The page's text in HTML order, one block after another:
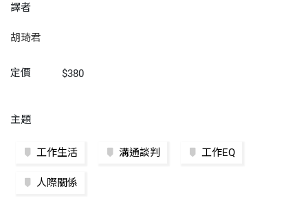
譯者
胡琦君
定價 $380
主題
工作生活 溝通談判 工作EQ
人際關係